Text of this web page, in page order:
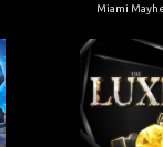
Miami